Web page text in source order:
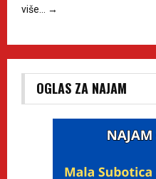
više… →
OGLAS ZA NAJAM